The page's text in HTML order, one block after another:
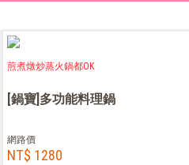
煎煮燉炒蒸火鍋都OK
[鍋寶]多功能料理鍋
網路價
NT$ 1280